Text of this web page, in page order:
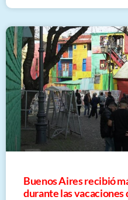
Buenos Aires recibió
durante las vacaciones